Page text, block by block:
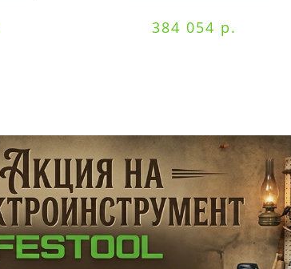
384 054 р.